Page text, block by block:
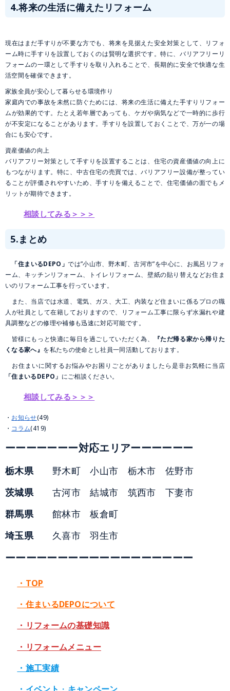
4.将来の生活に備えたリフォーム
現在はまだ手すりが不要な方でも、将来を見据えた安全対策として、リフォ
ーム時に手すりを設置しておくのは賢明な選択です。特に、バリアフリーリ
フォームの一環として手すりを取り入れることで、長期的に安全で快適な生
活空間を確保できます。
家族全員が安心して暮らせる環境作り
家庭内での事故を未然に防ぐためには、将来の生活に備えた手すりリフォー
ムが効果的です。たとえ若年層であっても、ケガや病気などで一時的に歩行
が不安定になることがあります。手すりを設置しておくことで、万が一の場
合にも安心です。
資産価値の向上
バリアフリー対策として手すりを設置することは、住宅の資産価値の向上に
もつながります。特に、中古住宅の売買では、バリアフリー設備が整ってい
ることが評価されやすいため、手すりを備えることで、住宅価値の面でもメ
リットが期待できます。
相談してみる＞＞＞
5.まとめ
「住まいるDEPO」では”小山市、野木町、古河市”を中心に、お風呂リフォ
ーム、キッチンリフォーム、トイレリフォーム、壁紙の貼り替えなどお住ま
いのリフォーム工事を行っています。
また、当店では水道、電気、ガス、大工、内装など住まいに係るプロの職
人が社員として在籍しておりますので、リフォーム工事に限らず水漏れや建
具調整などの修理や補修も迅速に対応可能です。
皆様にもっと快適に毎日を過ごしていただく為、
『ただ帰る家から帰りた
くなる家へ』 を私たちの使命とし社員一同活動しております。
お住まいに関するお悩みやお困りごとがありましたら是非お気軽に当店
「住まいるDEPO」 にご相談ください。
相談してみる＞＞＞
お知らせ(49)
コラム(419)
ーーーーーーー対応エリアーーーーーー
栃木県野木町 小山市 栃木市 佐野市
茨城県古河市 結城市 筑西市 下妻市
群馬県館林市 板倉町
埼玉県久喜市 羽生市
ーーーーーーーーーーーーーーーーーー
・TOP
・住まいるDEPOについて
・リフォームの基礎知識
・リフォームメニュー
・施工実績